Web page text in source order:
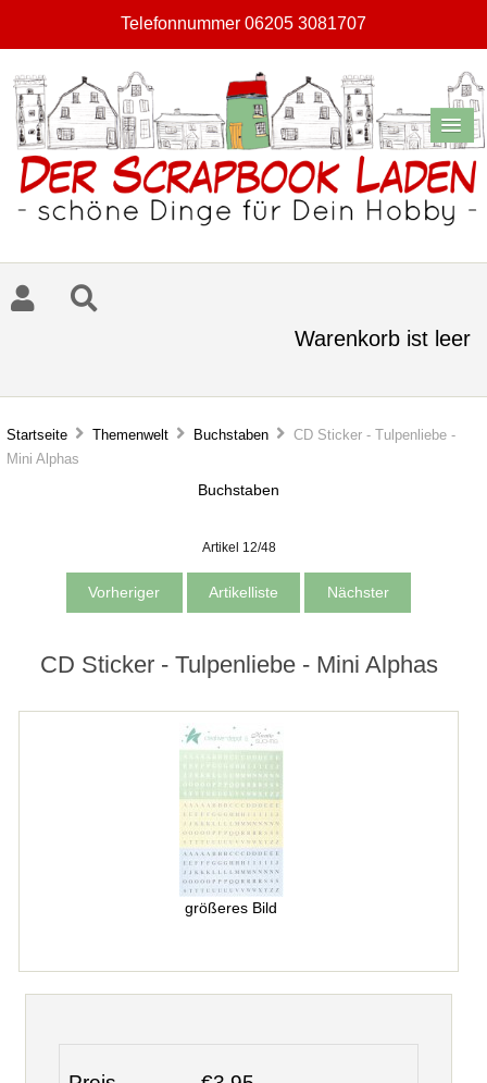
Telefonnummer 06205 3081707
Warenkorb ist leer
Startseite Themenwelt Buchstaben
CD Sticker - Tulpenliebe -
Mini Alphas
Buchstaben
Artikel 12/48
Vorheriger Artikelliste Nächster
CD Sticker - Tulpenliebe - Mini Alphas
größeres Bild